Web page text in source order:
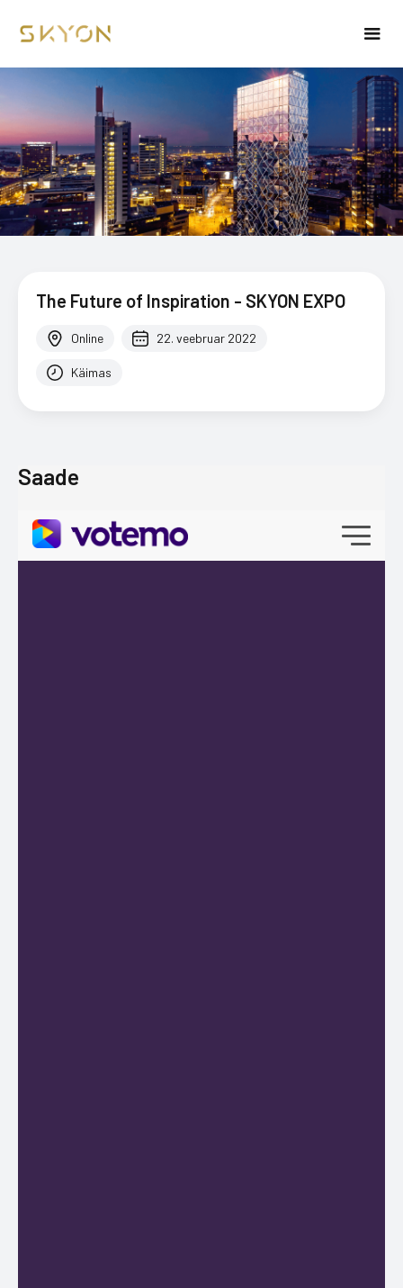
The Future of Inspiration - SKYON EXPO
Online 22. veebruar 2022
Käimas
Saade